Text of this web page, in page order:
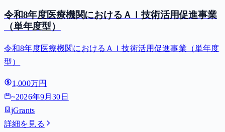
令和8年度医療機関におけるＡＩ技術活用促進事業
（単年度型）
令和8年度医療機関におけるＡＩ技術活用促進事業（単年度
型）
1,000万円
~2026年9月30日
jGrants
詳細を見る